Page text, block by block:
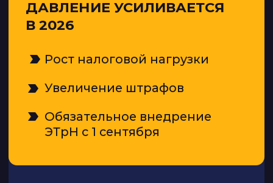
У вас свой автопарк, и почти
Вы сами контролируете рейсы,
Хочется, чтобы в бизнесе было
больше порядка и меньше
ручного контроля.